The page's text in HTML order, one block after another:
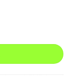
FLEURIE